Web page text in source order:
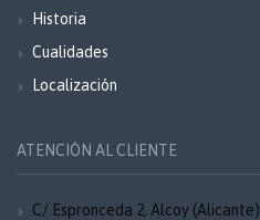
Historia
Cualidades
Localización
ATENCIÓN AL CLIENTE
C/ Espronceda 2, Alcoy (Alicante)